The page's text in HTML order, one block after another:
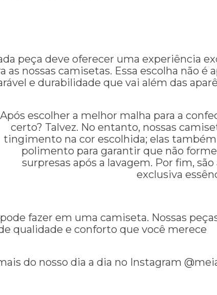
peça deve oferecer uma experiência
as nossas camisetas. Essa escolha não
e durabilidade que vai além das
Após escolher a melhor malha para a
certo? Talvez. No entanto, nossas
tingimento na cor escolhida; elas
polimento para garantir que não
surpresas após a lavagem. Por fim,
exclusiva
fazer em uma camiseta. Nossas
qualidade e conforto que você merece
do nosso dia a dia no Instagram